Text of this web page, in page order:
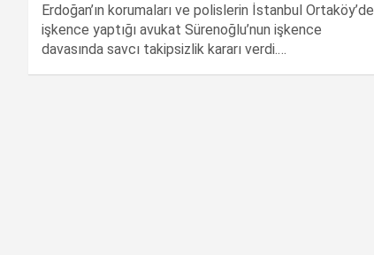
Erdoğan’ın korumaları ve polislerin İstanbul Ortaköy’de
işkence yaptığı avukat Sürenoğlu’nun işkence
davasında savcı takipsizlik kararı verdi.…